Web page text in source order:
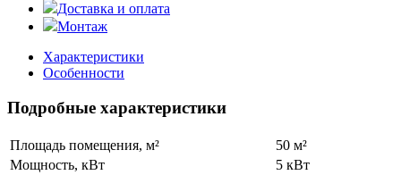
Доставка и оплата
Монтаж
Характеристики
Особенности
Подробные характеристики
Площадь помещения, м²
50 м²
Мощность, кВт
5 кВт